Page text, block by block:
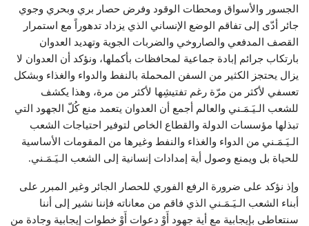
الجسور والأسواق ومحطات الوقود وفرض حصار بري وبحري وجوي
جائر أدّى إلى تفاقم الوضع الإنساني الذي يزداد تدهوراً مع استمرار
القصف المدفعي والصاروخي والضربات الجوية وتهديد العدوان
بارتكاب جرائم إبادة جماعية لمحافظات بأكملها، ونؤكد أن العدوان لا
يزال يحتجز الكثير من السفن المحملة بالنفط والدواء والغذاء وبشكل
تعسفي لأكثر من مرّة رغم تفتيشِها لأكثر من مرة، وهذا يكشف
للشعب الـيَـمَـني والعالم أجمع أن العدوان يتعمد منع كُلّ الجهود التي
تبذلها مؤسسات الدولة والقطاع الخاص لتوفير احتياجات الشعب
الـيَـمَـني من الدواء والغذاء والنفط وغيرها من المقومات الأساسية
للحياة بل ويمنع وصول أية إمدادات إنسانية إلى الشعب الـيَـمَـني.
وإذ نؤكد على ضرورة الرفع الفوري للحصار الجائر وغير المبرر على
أبناء الشعب الـيَـمَـني الذي فاقم من معاناته فإننا نشير إلى أننا
سنتعاطى بإيجابية مع أية جهود أَوْ دعوات أَوْ خطوات إيجابية وجادة من